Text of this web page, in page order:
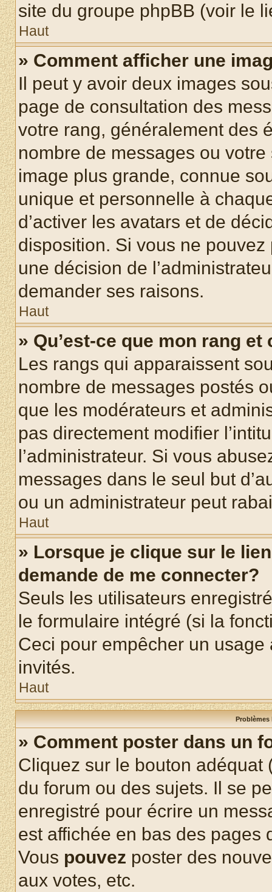
site du groupe phpBB (voir le
Haut
» Comment afficher une
Il peut y avoir deux images
page de consultation des
votre rang, généralement des
nombre de messages ou
image plus grande, connue
unique et personnelle à
d’activer les avatars et de
disposition. Si vous ne pouvez
une décision de
demander ses raisons.
Haut
» Qu’est-ce que mon rang
Les rangs qui apparaissent
nombre de messages postés
que les modérateurs et
pas directement modifier
l’administrateur. Si vous
messages dans le seul but
ou un administrateur peut
Haut
» Lorsque je clique sur le
demande de me connecter?
Seuls les utilisateurs
le formulaire intégré (si la
Ceci pour empêcher un
invités.
Haut
Problèmes
» Comment poster dans un
Cliquez sur le bouton
du forum ou des sujets. Il se
enregistré pour écrire un
est affichée en bas des pages
Vous pouvez poster des
aux votes, etc.